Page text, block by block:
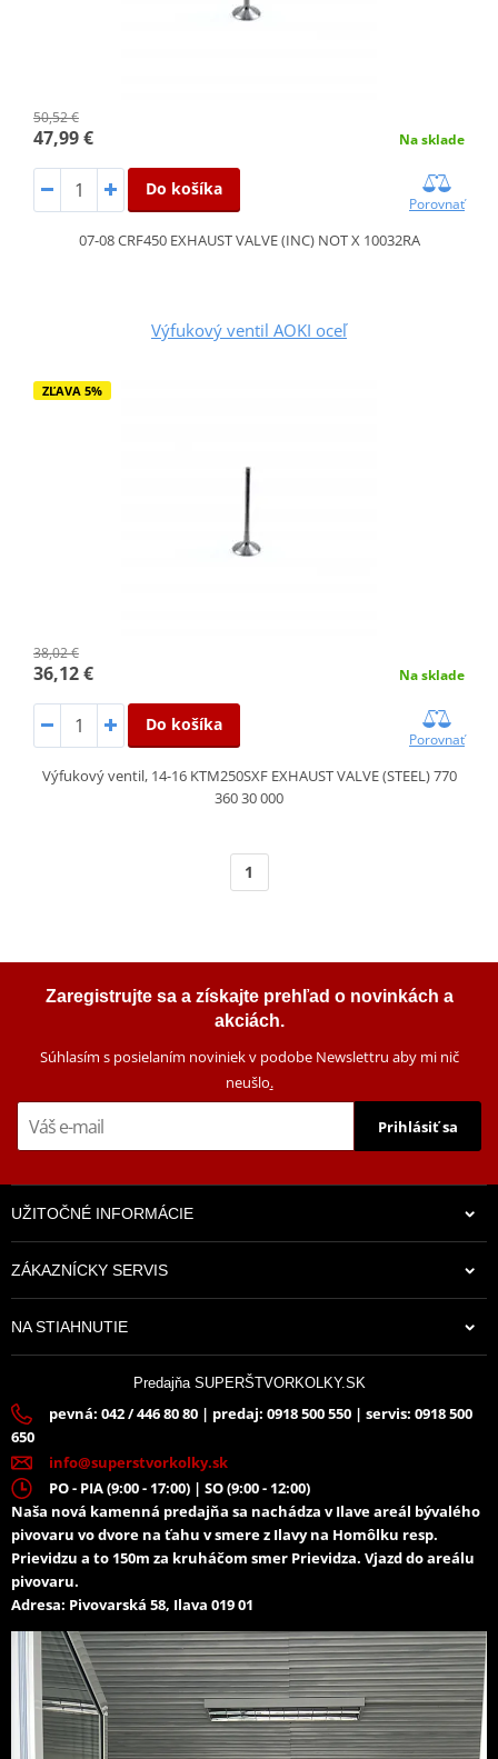
50,52 €
47,99 € Na sklade
Do košíka
Porovnať
07-08 CRF450 EXHAUST VALVE (INC) NOT X 10032RA
Výfukový ventil AOKI oceľ
ZĽAVA 5%
38,02 €
36,12 € Na sklade
Do košíka
Porovnať
Výfukový ventil, 14-16 KTM250SXF EXHAUST VALVE (STEEL) 770
360 30 000
1
Zaregistrujte sa a získajte prehľad o novinkách a
akciách.
Súhlasím s posielaním noviniek v podobe Newslettru aby mi nič
neušlo.
Prihlásiť sa
UŽITOČNÉ INFORMÁCIE
ZÁKAZNÍCKY SERVIS
NA STIAHNUTIE
Predajňa SUPERŠTVORKOLKY.SK
pevná: 042 / 446 80 80 | predaj: 0918 500 550 | servis: 0918 500
650
info@superstvorkolky.sk
PO - PIA (9:00 - 17:00) | SO (9:00 - 12:00)
Naša nová kamenná predajňa sa nachádza v Ilave areál bývalého
pivovaru vo dvore na ťahu v smere z Ilavy na Homôlku resp.
Prievidzu a to 150m za kruháčom smer Prievidza. Vjazd do areálu
pivovaru.
Adresa: Pivovarská 58, Ilava 019 01